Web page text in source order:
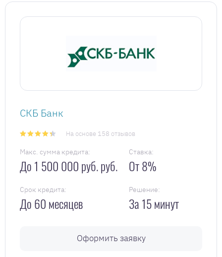
СКБ Банк
На основе 158 отзывов
Макс. сумма кредита:
До 1 500 000 руб. руб.
Ставка:
От 8%
Срок кредита:
До 60 месяцев
Решение:
За 15 минут
Оформить заявку